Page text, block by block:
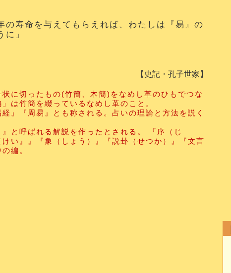
の寿命を与えてもらえれば、わたしは『易』の
に」
【史記・孔子世家】
に切ったもの(竹簡、木簡)をなめし革のひもでつな
は竹簡を綴っているなめし革のこと。
』『周易』とも称される。占いの理論と方法を説く
と呼ばれる解説を作ったとされる。 『序（じ
い』』『象（しょう）』『説卦（せつか）』『文言
編。